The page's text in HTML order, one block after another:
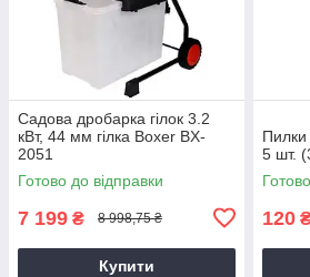
Садова дробарка гілок 3.2
кВт, 44 мм гілка Boxer BX-
2051
Готово до відправки
7 199 ₴ 8 998,75 ₴
Купити
Пилки
5 шт.
120